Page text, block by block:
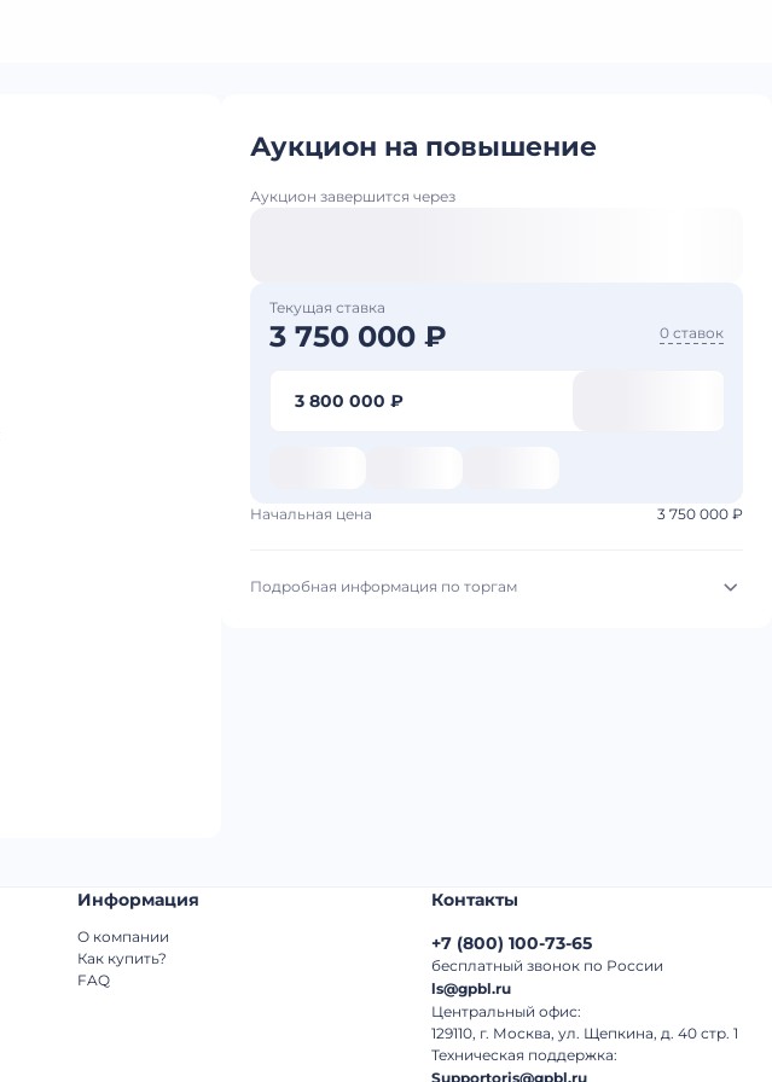
Аукцион на повышение
Аукцион завершится через
Текущая ставка
3 750 000 ₽ 0 ставок
3 800 000 ₽
Начальная цена 3 750 000 ₽
Подробная информация по торгам
-
Московская Область
Информация
О компании
Как купить?
FAQ
Контакты
+7 (800) 100-73-65
бесплатный звонок по России
ls@gpbl.ru
Центральный офис:
129110, г. Москва, ул. Щепкина, д. 40 стр. 1
Техническая поддержка:
Supportoris@gpbl.ru